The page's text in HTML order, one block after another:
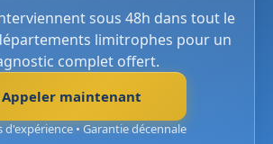
sous 48h dans tout le
limitrophes pour un
complet offert.
Appeler maintenant
d'expérience • Garantie décennale